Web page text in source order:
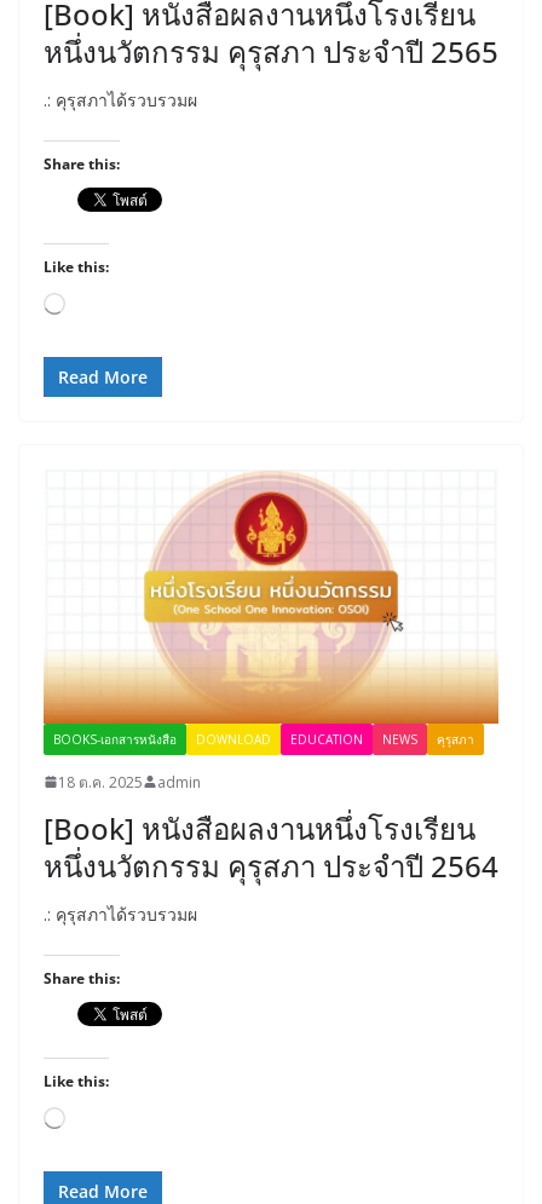
[Book] หนังสือผลงานหนึ่งโรงเรียน
หนึ่งนวัตกรรม คุรุสภา ประจำปี 2565
.: คุรุสภาได้รวบรวมผ
Share this:
Like this:
Loading…
Read More
BOOKS-เอกสารหนังสือ DOWNLOAD EDUCATION NEWS คุรุสภา
18 ต.ค. 2025 admin
[Book] หนังสือผลงานหนึ่งโรงเรียน
หนึ่งนวัตกรรม คุรุสภา ประจำปี 2564
.: คุรุสภาได้รวบรวมผ
Share this:
Like this:
Loading…
Read More